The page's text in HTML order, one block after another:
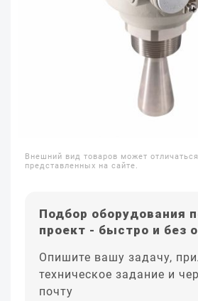
Внешний вид товаров может
представленных на сайте.
Подбор оборудования
проект - быстро и без
Опишите вашу задачу,
техническое задание и
почту